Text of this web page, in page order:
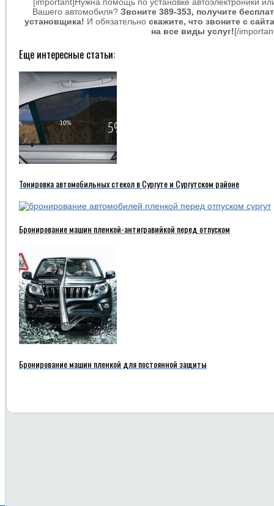
[important]Нужна помощь по установке автоэлектроники
Вашего автомобиля? Звоните 389-353, получите
установщика! И обязательно скажите, что звоните с
на все виды услуг![/
Еще интересные статьи:
Тонировка автомобильных стекол в Сургуте и Сургутском районе
Бронирование машин пленкой-антигравийкой перед отпуском
Бронирование машин пленкой для постоянной защиты